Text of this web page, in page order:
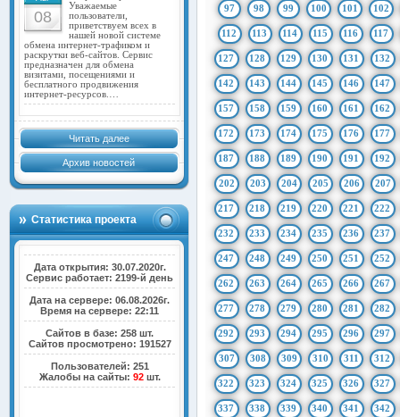
08
Уважаемые
пользователи,
приветствуем всех в
нашей новой системе
обмена интернет-трафиком и
раскрутки веб-сайтов. Сервис
предназначен для обмена
визитами, посещениями и
бесплатного продвижения
интернет-ресурсов.…
Читать далее
Архив новостей
Статистика проекта
Дата открытия: 30.07.2020г.
Сервис работает: 2199-й день
Дата на сервере: 06.08.2026г.
Время на сервере: 22:11
Сайтов в базе: 258 шт.
Сайтов просмотрено: 191527
Пользователей: 251
Жалобы на сайты: 92шт.
97 98 99 100 101 102
112 113 114 115 116 117
127 128 129 130 131 132
142 143 144 145 146 147
157 158 159 160 161 162
172 173 174 175 176 177
187 188 189 190 191 192
202 203 204 205 206 207
217 218 219 220 221 222
232 233 234 235 236 237
247 248 249 250 251 252
262 263 264 265 266 267
277 278 279 280 281 282
292 293 294 295 296 297
307 308 309 310 311 312
322 323 324 325 326 327
337 338 339 340 341 342